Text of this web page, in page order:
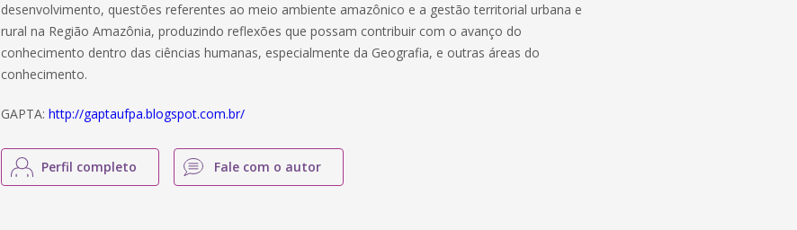
desenvolvimento, questões referentes ao meio ambiente amazônico e a gestão territorial urbana e
rural na Região Amazônia, produzindo reflexões que possam contribuir com o avanço do
conhecimento dentro das ciências humanas, especialmente da Geografia, e outras áreas do
conhecimento.
GAPTA:http://gaptaufpa.blogspot.com.br/
Perfil completo Fale com o autor